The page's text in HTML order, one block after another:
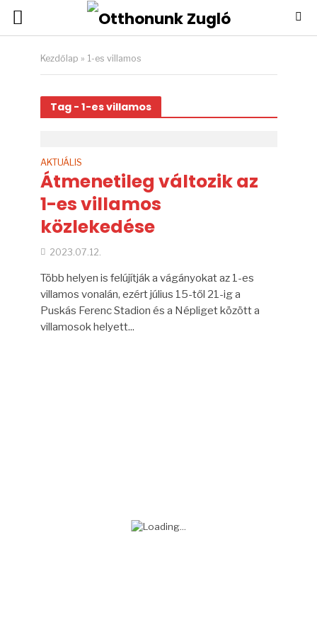
Kezdőlap » 1-es villamos
Tag - 1-es villamos
AKTUÁLIS
Átmenetileg változik az
1-es villamos
közlekedése
2023.07.12.
Több helyen is felújítják a vágányokat az 1-es
villamos vonalán, ezért július 15-től 21-ig a
Puskás Ferenc Stadion és a Népliget között a
villamosok helyett...